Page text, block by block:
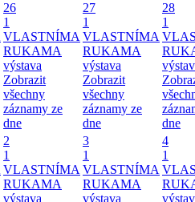
26
1
VLASTNÍMA
RUKAMA
výstava
Zobrazit
všechny
záznamy ze
dne
27
1
VLASTNÍMA
RUKAMA
výstava
Zobrazit
všechny
záznamy ze
dne
28
1
dne
2
1
VLASTNÍMA
RUKAMA
výstava
3
1
VLASTNÍMA
RUKAMA
výstava
4
1